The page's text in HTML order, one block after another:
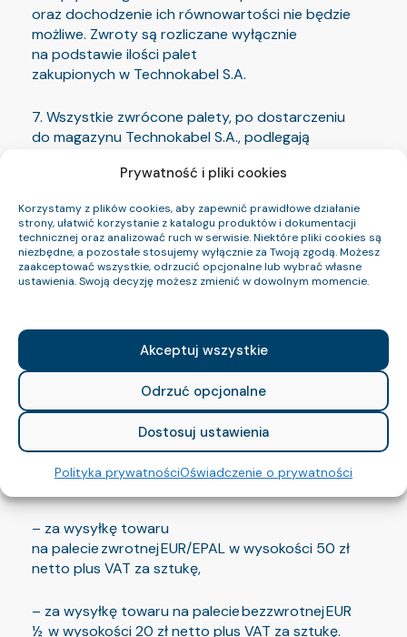
Prywatność i pliki cookies
Korzystamy z plików cookies, aby zapewnić prawidłowe działanie
strony, ułatwić korzystanie z katalogu produktów i dokumentacji
technicznej oraz analizować ruch w serwisie. Niektóre pliki cookies są
niezbędne, a pozostałe stosujemy wyłącznie za Twoją zgodą. Możesz
zaakceptować wszystkie, odrzucić opcjonalne lub wybrać własne
ustawienia. Swoją decyzję możesz zmienić w dowolnym momencie.
Akceptuj wszystkie
Odrzuć opcjonalne
Dostosuj ustawienia
Polityka prywatnościOświadczenie o prywatności
oraz dochodzenie ich równowartości nie będzie
możliwe. Zwroty są rozliczane wyłącznie
na podstawie ilości palet
zakupionych w Technokabel S.A.
7. Wszystkie zwrócone palety, po dostarczeniu
do magazynu Technokabel S.A., podlegają
odpowiednią normą europejską. Palety spełniające
na podstawie faktury obciążającej.
8. Palety, które nie zostaną zakwalifikowane jako
palety zwrotne EUR/EPAL, pozostają do dyspozycji
(na własny koszt), palety zostaną zutylizowane.
Informacja o opłatach za palety
Informujemy, że od dnia 13.01.2025 obowiązuje
opłata za palety wg cennika na dzień ogłoszenia
informacji:
– za wysyłkę towaru
na palecie zwrotnej EUR/EPAL w wysokości 50 zł
netto plus VAT za sztukę,
– za wysyłkę towaru na palecie bezzwrotnej EUR
½ w wysokości 20 zł netto plus VAT za sztukę.